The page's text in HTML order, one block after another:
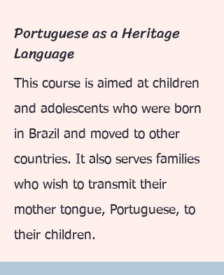
Portuguese as a Heritage
Language
This course is aimed at children
and adolescents who were born
in Brazil and moved to other
countries. It also serves families
who wish to transmit their
mother tongue, Portuguese, to
their children.